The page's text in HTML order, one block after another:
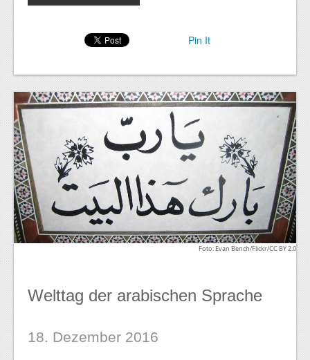
Pin It
Foto: Evan Bench/Flickr/CC BY 2.0
Welttag der arabischen Sprache
18. Dezember 2016